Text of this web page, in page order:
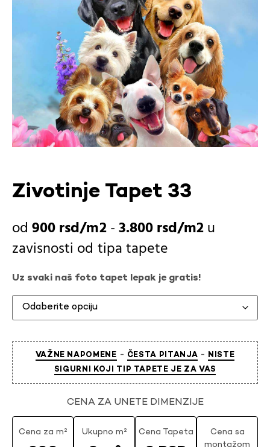
Zivotinje Tapet 33
900rsd -3.800rsd
u
zavisnosti od tipa tapete
Uz svaki naš foto tapet lepak je gratis!
VAŽNE NAPOMENE - ČESTA PITANJA -
NISTE
SIGURNI KOJI TIP TAPETE JE ZA VAS
CENA ZA UNETE DIMENZIJE
Cena za m² Ukupno m² Cena Tapeta
Cena sa
montažom